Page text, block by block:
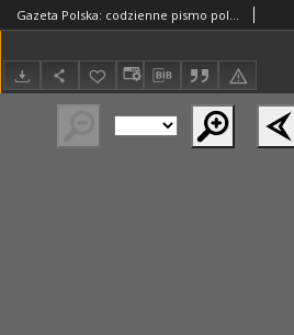
Gazeta Polska: codzienne pismo polsko-katolickie dla wszystkich stanów 1938.05.07 R.42 Nr105